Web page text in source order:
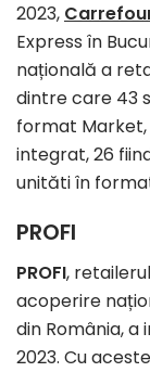
2023,
Express în
națională a
dintre care 43
format Market,
integrat, 26
unităti în
PROFI
PROFI,
acoperire
din România, a
2023. Cu